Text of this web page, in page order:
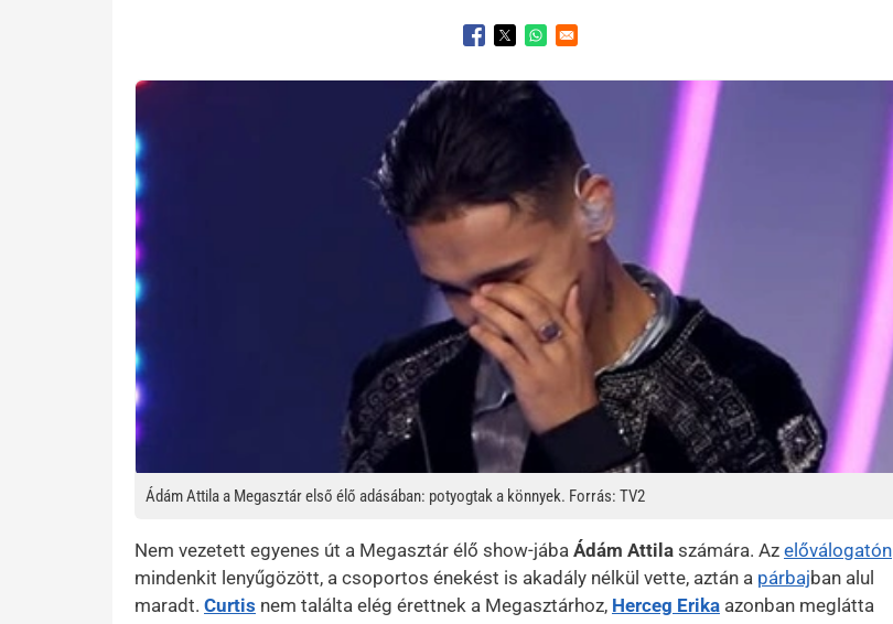
Opens in a new window
Opens in a new window
Opens in a new window
Kép
Ádám Attila a Megasztár első élő adásában: potyogtak a könnyek. Forrás: TV2
Nem vezetett egyenes út a Megasztár élő show-jába Ádám Attila számára. Az előválogatón
mindenkit lenyűgözött, a csoportos énekést is akadály nélkül vette, aztán a párbajban alul
maradt. Curtis nem találta elég érettnek a Megasztárhoz, Herceg Erika azonban meglátta